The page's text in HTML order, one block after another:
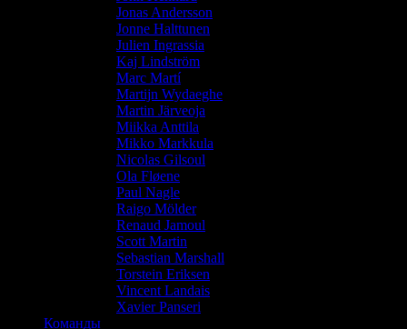
Jonas Andersson
Jonne Halttunen
Julien Ingrassia
Kaj Lindström
Marc Martí
Martijn Wydaeghe
Martin Järveoja
Miikka Anttila
Mikko Markkula
Nicolas Gilsoul
Ola Fløene
Paul Nagle
Raigo Mölder
Renaud Jamoul
Scott Martin
Sebastian Marshall
Torstein Eriksen
Vincent Landais
Xavier Panseri
Команды